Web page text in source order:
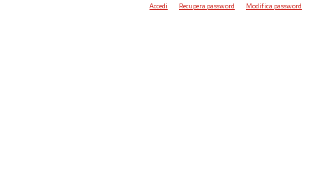
Accedi Recupera password Modifica password